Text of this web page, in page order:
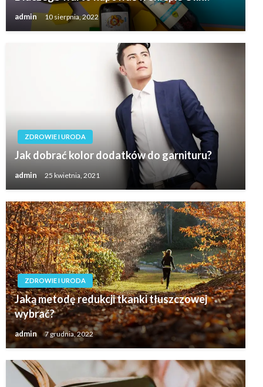
admin 10 sierpnia, 2022
ZDROWIE I URODA
Jak dobrać kolor dodatków do garnituru?
admin 25 kwietnia, 2021
ZDROWIE I URODA
Jaką metodę redukcji tkanki tłuszczowej
wybrać?
admin 7 grudnia, 2022